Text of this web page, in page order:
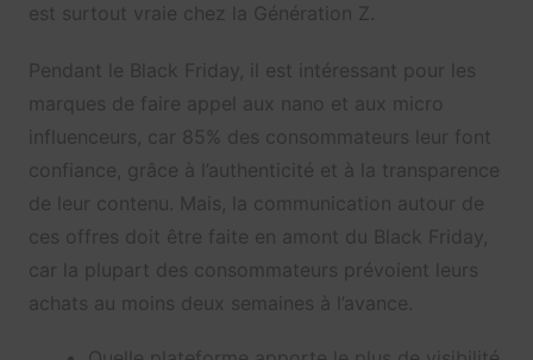
est surtout vraie chez la Génération Z.
Pendant le Black Friday, il est intéressant pour les
marques de faire appel aux nano et aux micro
influenceurs, car 85% des consommateurs leur font
confiance, grâce à l’authenticité et à la transparence
de leur contenu. Mais, la communication autour de
ces offres doit être faite en amont du Black Friday,
car la plupart des consommateurs prévoient leurs
achats au moins deux semaines à l’avance.